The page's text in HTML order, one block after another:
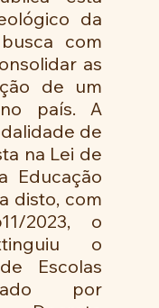
da
com
as
de um
país. A
de
na Lei de
Educação
disto, com
2023, o
o
Escolas
por